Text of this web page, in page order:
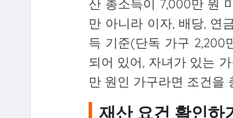
산 총소득이 7,000만 원
만 아니라 이자, 배당, 연
득 기준(단독 가구 2,200
되어 있어, 자녀가 있는
만 원인 가구라면 조건을
재산 요건 확인하